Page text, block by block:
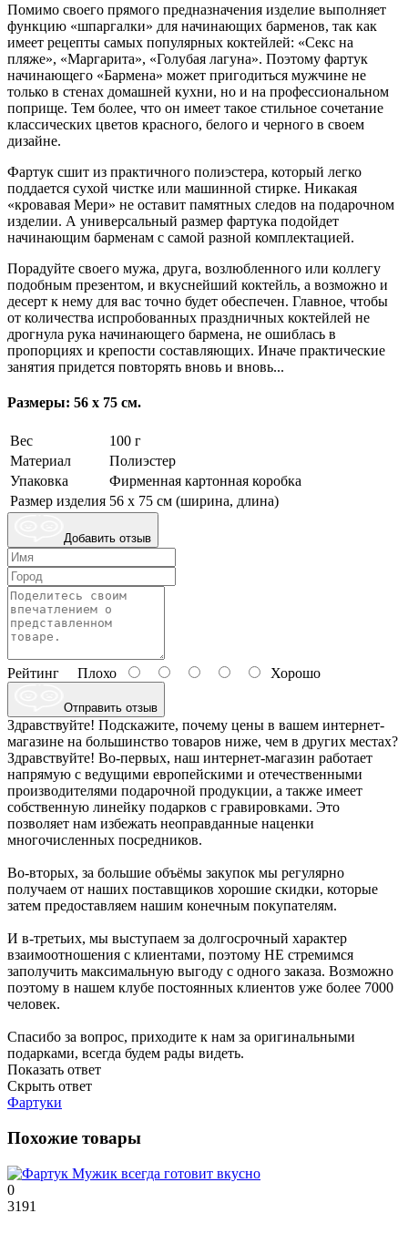
Помимо своего прямого предназначения изделие выполняет
функцию «шпаргалки» для начинающих барменов, так как
имеет рецепты самых популярных коктейлей: «Секс на
пляже», «Маргарита», «Голубая лагуна». Поэтому фартук
начинающего «Бармена» может пригодиться мужчине не
только в стенах домашней кухни, но и на профессиональном
поприще. Тем более, что он имеет такое стильное сочетание
классических цветов красного, белого и черного в своем
дизайне.
Фартук сшит из практичного полиэстера, который легко
поддается сухой чистке или машинной стирке. Никакая
«кровавая Мери» не оставит памятных следов на подарочном
изделии. А универсальный размер фартука подойдет
начинающим барменам с самой разной комплектацией.
Порадуйте своего мужа, друга, возлюбленного или коллегу
подобным презентом, и вкуснейший коктейль, а возможно и
десерт к нему для вас точно будет обеспечен. Главное, чтобы
от количества испробованных праздничных коктейлей не
дрогнула рука начинающего бармена, не ошиблась в
пропорциях и крепости составляющих. Иначе практические
занятия придется повторять вновь и вновь...
Размеры: 56 х 75 см.
Вес
100 г
Материал
Полиэстер
Упаковка
Фирменная картонная коробка
Размер изделия 56 х 75 см (ширина, длина)
Добавить отзыв
Рейтинг Плохо Хорошо
Отправить отзыв
Здравствуйте! Подскажите, почему цены в вашем интернет-
магазине на большинство товаров ниже, чем в других местах?
Здравствуйте! Во-первых, наш интернет-магазин работает
напрямую с ведущими европейскими и отечественными
производителями подарочной продукции, а также имеет
собственную линейку подарков с гравировками. Это
позволяет нам избежать неоправданные наценки
многочисленных посредников.
Во-вторых, за большие объёмы закупок мы регулярно
получаем от наших поставщиков хорошие скидки, которые
затем предоставляем нашим конечным покупателям.
И в-третьих, мы выступаем за долгосрочный характер
взаимоотношения с клиентами, поэтому НЕ стремимся
заполучить максимальную выгоду с одного заказа. Возможно
поэтому в нашем клубе постоянных клиентов уже более 7000
человек.
Спасибо за вопрос, приходите к нам за оригинальными
подарками, всегда будем рады видеть.
Показать ответ
Скрыть ответ
Фартуки
Похожие товары
0
3191